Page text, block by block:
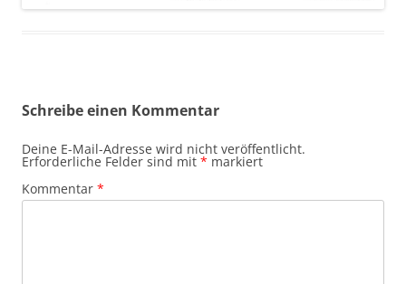
Schreibe einen Kommentar
Deine E-Mail-Adresse wird nicht veröffentlicht.
Erforderliche Felder sind mit * markiert
Kommentar *